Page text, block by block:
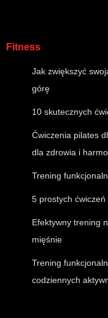
Fitness
Jak zwiększyć
górę
10 skutecznych
Ćwiczenia pilates
dla zdrowia i
Trening
5 prostych ćwiczeń
Efektywny trening
mięśnie
Trening
codziennych